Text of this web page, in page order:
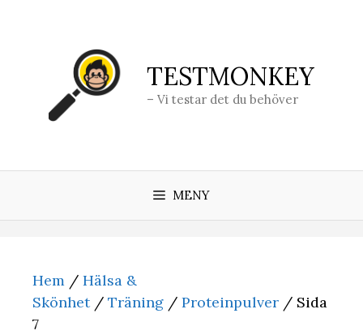
TESTMONKEY
– Vi testar det du behöver
MENY
Hem / Hälsa &
Skönhet/ Träning / Proteinpulver / Sida
7